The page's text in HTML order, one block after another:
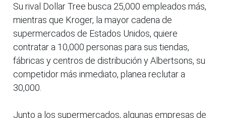
Su rival Dollar Tree busca 25,000 empleados más,
mientras que Kroger, la mayor cadena de
supermercados de Estados Unidos, quiere
contratar a 10,000 personas para sus tiendas,
fábricas y centros de distribución y Albertsons, su
competidor más inmediato, planea reclutar a
30,000.
Junto a los supermercados, algunas empresas de